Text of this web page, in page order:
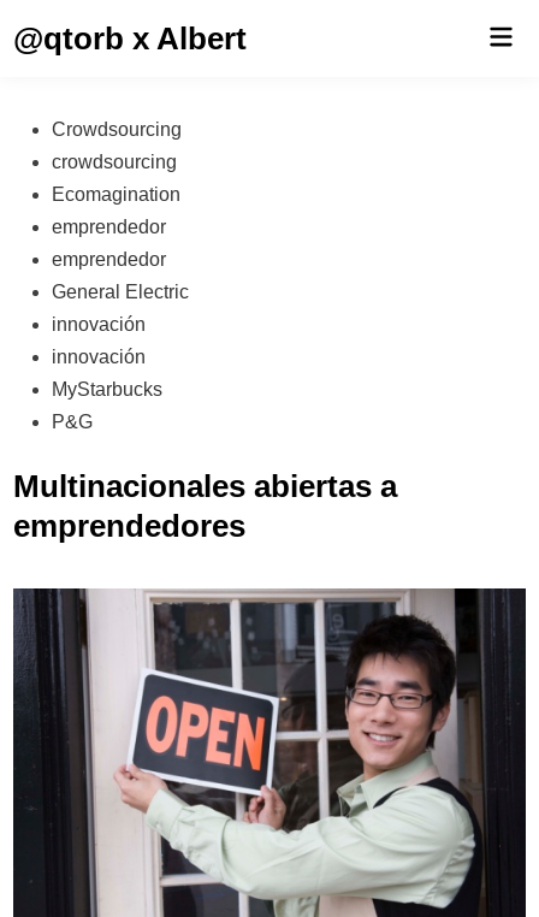
@qtorb x Albert
Publicado
en
Crowdsourcing
crowdsourcing
Ecomagination
emprendedor
emprendedor
General Electric
innovación
innovación
MyStarbucks
P&G
Multinacionales abiertas a
emprendedores